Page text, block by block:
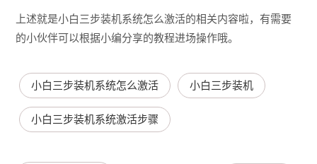
上述就是小白三步装机系统怎么激活的相关内容啦，有需要
的小伙伴可以根据小编分享的教程进场操作哦。
小白三步装机系统怎么激活 小白三步装机
小白三步装机系统激活步骤